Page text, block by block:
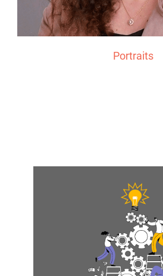
Portraits